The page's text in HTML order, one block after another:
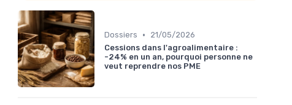
Dossiers •
21/05/2026
Cessions dans l'agroalimentaire :
-24% en un an, pourquoi personne ne
veut reprendre nos PME